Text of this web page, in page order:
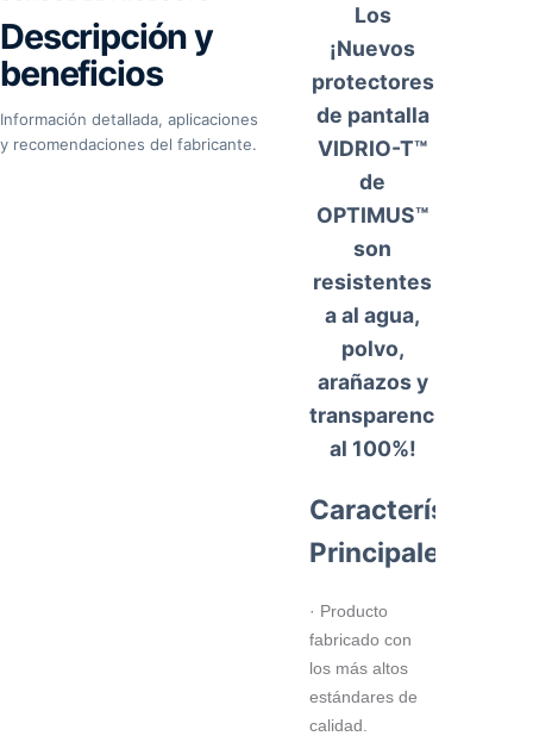
Descripción y
beneficios
Información detallada, aplicaciones
y recomendaciones del fabricante.
Los
¡Nuevos
protectores
de pantalla
VIDRIO-T™
de
OPTIMUS™
son
resistentes
a al agua,
polvo,
arañazos y
transparencia
al 100%!
Características
Principales
· Producto
fabricado con
los más altos
estándares de
calidad.